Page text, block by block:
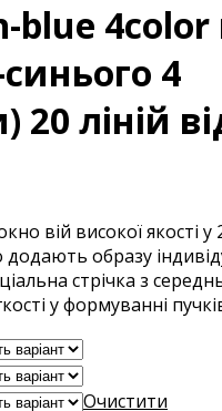
blue
4
20 ліній
вій високої якості у
образу
стрічка з
у формуванні
Очистити